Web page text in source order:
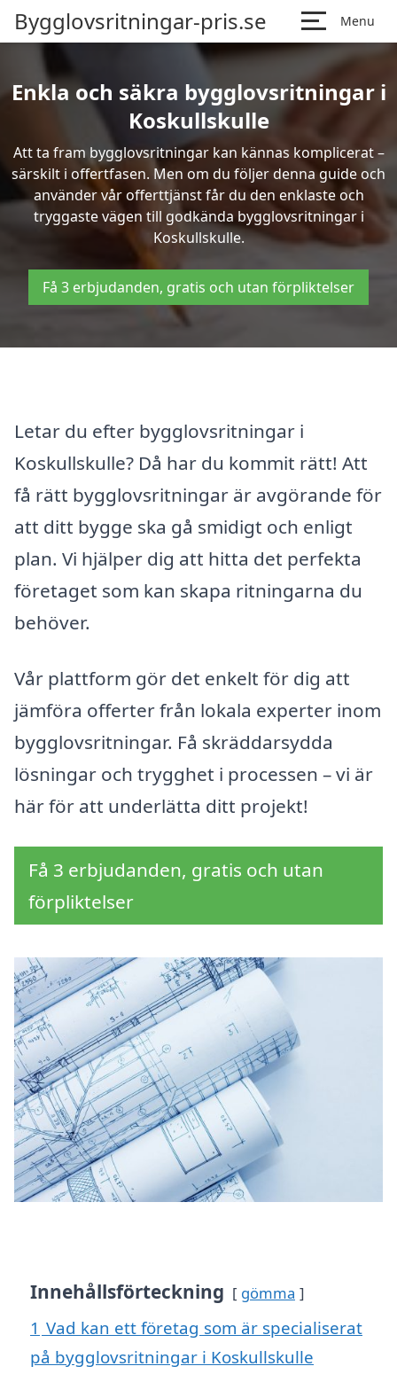
Bygglovsritningar-pris.se Menu
Enkla och säkra bygglovsritningar i
Koskullskulle
Att ta fram bygglovsritningar kan kännas komplicerat –
särskilt i offertfasen. Men om du följer denna guide och
använder vår offerttjänst får du den enklaste och
tryggaste vägen till godkända bygglovsritningar i
Koskullskulle.
Få 3 erbjudanden, gratis och utan förpliktelser
Letar du efter bygglovsritningar i
Koskullskulle? Då har du kommit rätt! Att
få rätt bygglovsritningar är avgörande för
att ditt bygge ska gå smidigt och enligt
plan. Vi hjälper dig att hitta det perfekta
företaget som kan skapa ritningarna du
behöver.
Vår plattform gör det enkelt för dig att
jämföra offerter från lokala experter inom
bygglovsritningar. Få skräddarsydda
lösningar och trygghet i processen – vi är
här för att underlätta ditt projekt!
Få 3 erbjudanden, gratis och utan
förpliktelser
Innehållsförteckning gömma
1 Vad kan ett företag som är specialiserat
på bygglovsritningar i Koskullskulle